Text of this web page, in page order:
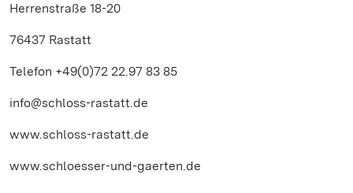
Herrenstraße 18-20
76437 Rastatt
Telefon +49(0)72 22.97 83 85
info@schloss-rastatt.de
www.schloss-rastatt.de
www.schloesser-und-gaerten.de